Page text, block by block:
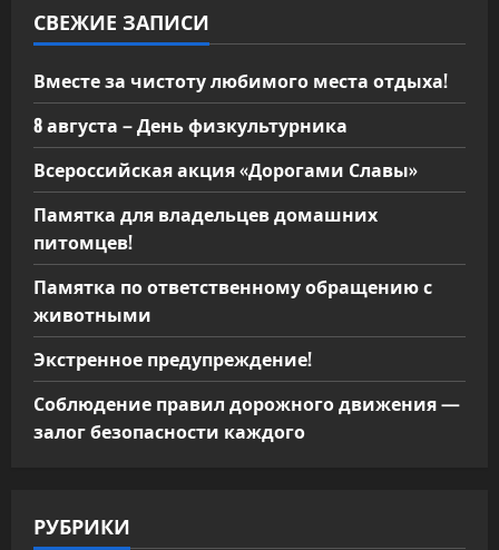
СВЕЖИЕ ЗАПИСИ
Вместе за чистоту любимого места отдыха!
8 августа – День физкультурника
Всероссийская акция «Дорогами Славы»
Памятка для владельцев домашних
питомцев!
Памятка по ответственному обращению с
животными
Экстренное предупреждение!
Соблюдение правил дорожного движения —
залог безопасности каждого
РУБРИКИ